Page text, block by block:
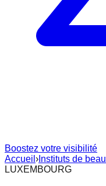
Boostez votre visibilité
Accueil › Instituts de
LUXEMBOURG